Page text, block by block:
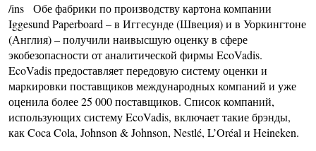
/ins Обе фабрики по производству картона компании
Iggesund Paperboard – в Иггесунде (Швеция) и в Уоркингтоне
(Англия) – получили наивысшую оценку в сфере
экобезопасности от аналитической фирмы EcoVadis.
EcoVadis предоставляет передовую систему оценки и
маркировки поставщиков международных компаний и уже
оценила более 25 000 поставщиков. Список компаний,
использующих систему EcoVadis, включает такие брэнды,
как Coca Cola, Johnson & Johnson, Nestlé, L’Oréal и Heineken.